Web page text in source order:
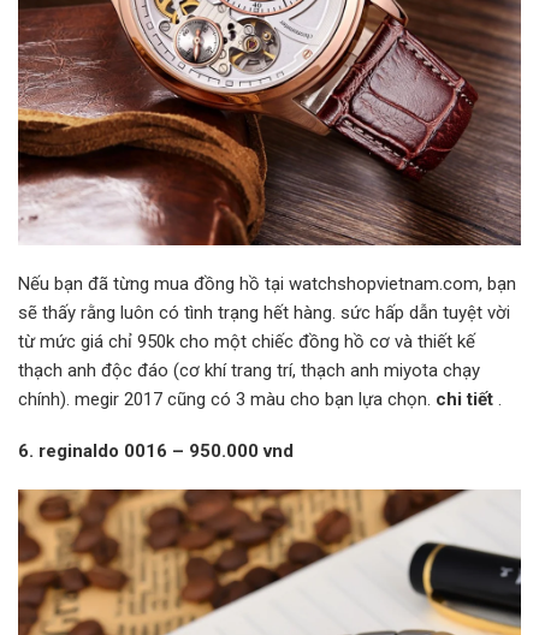
Nếu bạn đã từng mua đồng hồ tại watchshopvietnam.com, bạn
sẽ thấy rằng luôn có tình trạng hết hàng. sức hấp dẫn tuyệt vời
từ mức giá chỉ 950k cho một chiếc đồng hồ cơ và thiết kế
thạch anh độc đáo (cơ khí trang trí, thạch anh miyota chạy
chính). megir 2017 cũng có 3 màu cho bạn lựa chọn. chi tiết .
6. reginaldo 0016 – 950.000 vnd